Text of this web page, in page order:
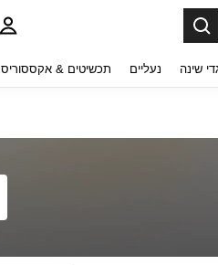
שינה נעליים תכשיטים & אקססוריס